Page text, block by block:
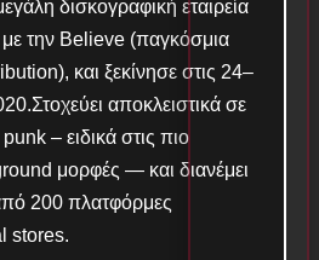
δισκογραφική εταιρεία
την Believe (παγκόσμια
και ξεκίνησε στις 24–
αποκλειστικά σε
– ειδικά στις πιο
μορφές — και διανέμει
200 πλατφόρμες
stores.